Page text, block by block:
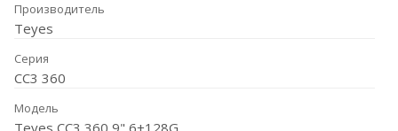
Производитель
Teyes
Серия
CC3 360
Модель